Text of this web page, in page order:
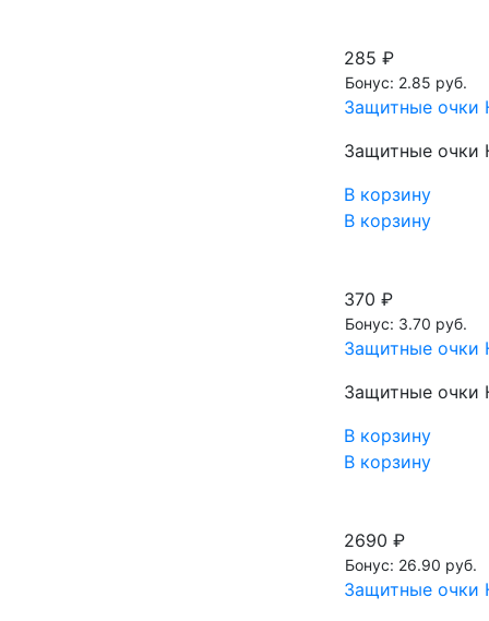
285 ₽
Бонус: 2.85 руб.
Защитные очки
Защитные очки
В корзину
В корзину
370 ₽
Бонус: 3.70 руб.
Защитные очки
Защитные очки
В корзину
В корзину
2690 ₽
Бонус: 26.90 руб.
Защитные очки